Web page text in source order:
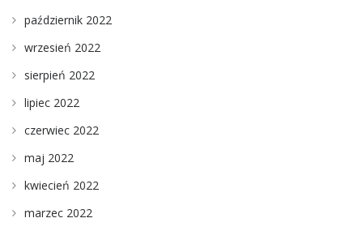
październik 2022
wrzesień 2022
sierpień 2022
lipiec 2022
czerwiec 2022
maj 2022
kwiecień 2022
marzec 2022